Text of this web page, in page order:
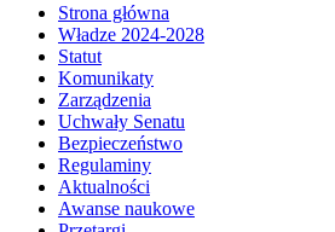
Strona główna
Władze 2024-2028
Statut
Komunikaty
Zarządzenia
Uchwały Senatu
Bezpieczeństwo
Regulaminy
Aktualności
Awanse naukowe